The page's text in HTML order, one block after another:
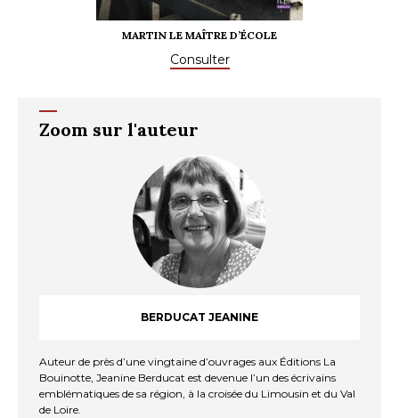
JEANNE DES EAUX VIVES
Consulter
Zoom sur l'auteur
BERDUCAT JEANINE
Auteur de près d’une vingtaine d’ouvrages aux Éditions La
Bouinotte, Jeanine Berducat est devenue l’un des écrivains
emblématiques de sa région, à la croisée du Limousin et du Val
de Loire.